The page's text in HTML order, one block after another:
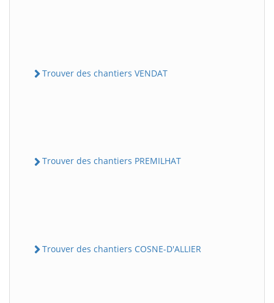
Trouver des chantiers VENDAT
Trouver des chantiers PREMILHAT
Trouver des chantiers COSNE-D'ALLIER